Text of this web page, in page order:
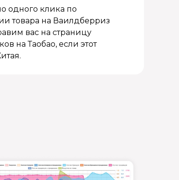
одного клика по
товара на Ваилдберриз
вас на страницу
на Таобао, если этот